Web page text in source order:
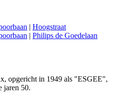
| Hoogstraat
| Philips de Goedelaan
opgericht in 1949 als "ESGEE",
jaren 50.